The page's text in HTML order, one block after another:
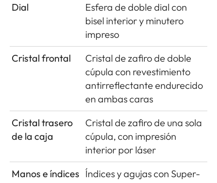
Dial
Esfera de doble dial con
bisel interior y minutero
impreso
Cristal frontal
Cristal de zafiro de doble
cúpula con revestimiento
antirreflectante endurecido
en ambas caras
Cristal trasero
de la caja
Cristal de zafiro de una sola
cúpula, con impresión
interior por láser
Manos e índices Índices y agujas con Super-